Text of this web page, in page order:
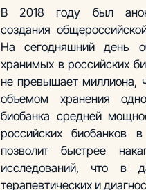
В 2018 году был
создания
На сегодняшний день
хранимых в российских
не превышает миллиона,
объемом хранения
биобанка средней
российских биобанков
позволит быстрее
исследований, что в
терапевтических и